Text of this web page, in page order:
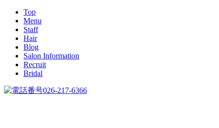
Top
Menu
Staff
Hair
Blog
Salon Information
Recruit
Bridal
026-217-6366